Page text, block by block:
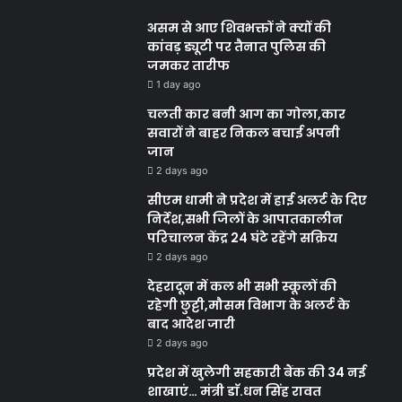
असम से आए शिवभक्तों ने क्यों की
कांवड़ ड्यूटी पर तैनात पुलिस की
जमकर तारीफ
1 day ago
चलती कार बनी आग का गोला,कार
सवारों ने बाहर निकल बचाई अपनी
जान
2 days ago
सीएम धामी ने प्रदेश में हाई अलर्ट के दिए
निर्देश,सभी जिलों के आपातकालीन
परिचालन केंद्र 24 घंटे रहेंगे सक्रिय
2 days ago
देहरादून में कल भी सभी स्कूलों की
रहेगी छुट्टी,मौसम विभाग के अलर्ट के
बाद आदेश जारी
2 days ago
प्रदेश में खुलेगी सहकारी बैंक की 34 नई
शाखाएं… मंत्री डाॅ.धन सिंह रावत